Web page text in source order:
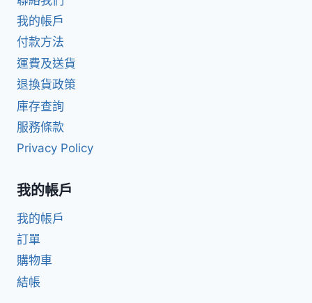
我的帳戶
付款方法
運費及送貨
退換貨政策
庫存查詢
服務條款
Privacy Policy
我的帳戶
我的帳戶
訂單
購物車
結帳